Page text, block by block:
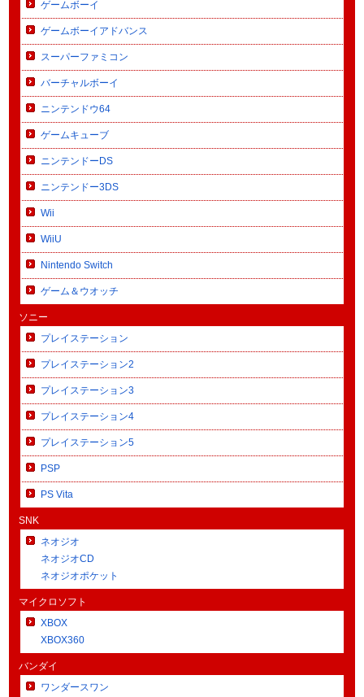
ゲームボーイ
ゲームボーイアドバンス
スーパーファミコン
バーチャルボーイ
ニンテンドウ64
ゲームキューブ
ニンテンドーDS
ニンテンドー3DS
Wii
WiiU
Nintendo Switch
ゲーム＆ウオッチ
ソニー
プレイステーション
プレイステーション2
プレイステーション3
プレイステーション4
プレイステーション5
PSP
PS Vita
SNK
ネオジオ
ネオジオCD
ネオジオポケット
マイクロソフト
XBOX
XBOX360
バンダイ
ワンダースワン